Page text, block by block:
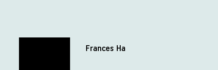
Frances Ha